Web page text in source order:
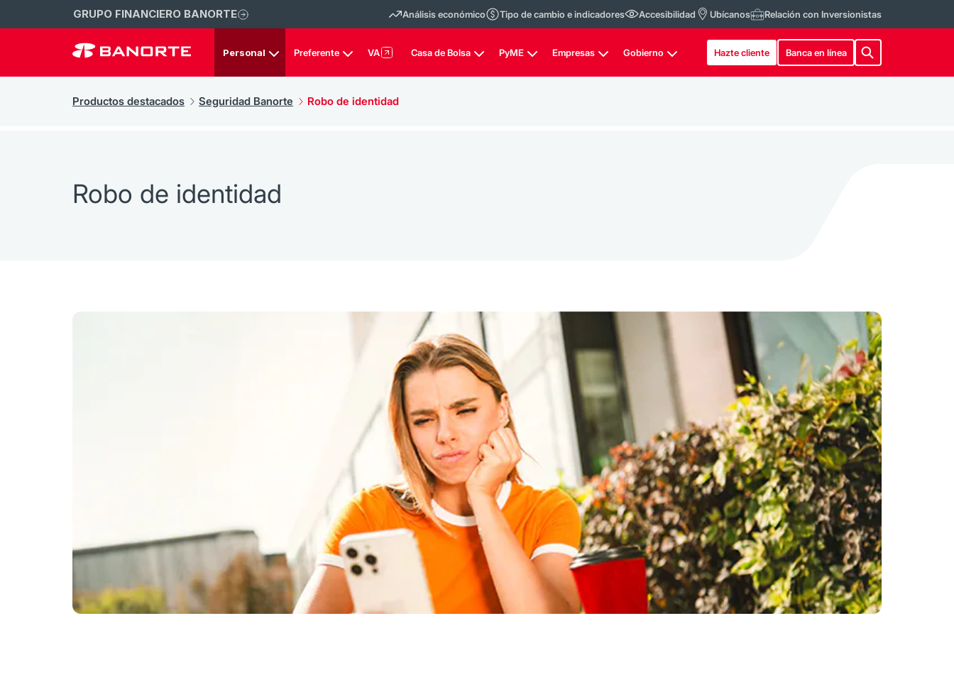
GRUPO FINANCIERO BANORTE Análisis económico Tipo de cambio e indicadores Accesibilidad Ubícanos Relación con Inversionistas
Personal Preferente VA Casa de Bolsa PyME Empresas Gobierno Hazte cliente Banca en línea
Productos destacados Seguridad Banorte Robo de identidad
Robo de identidad